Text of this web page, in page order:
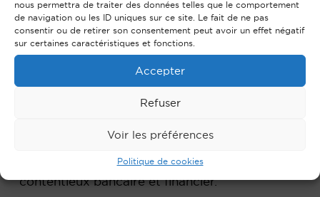
nous permettra de traiter des données telles que le comportement
de navigation ou les ID uniques sur ce site. Le fait de ne pas
consentir ou de retirer son consentement peut avoir un effet négatif
sur certaines caractéristiques et fonctions.
Accepter
Refuser
Voir les préférences
Politique de cookies
prestation de serment en 2021, Lee Spencer
Augier a rejoint le cabinet AVENS en 2023.
Lee Spencer a pour domaines d’intervention le
contentieux commercial, le droit pénal des
affaires et le droit bancaire.
Auparavant, il a exercé pendant deux années
au sein d’un cabinet d’avocats spécialisé en
contentieux bancaire et financier.